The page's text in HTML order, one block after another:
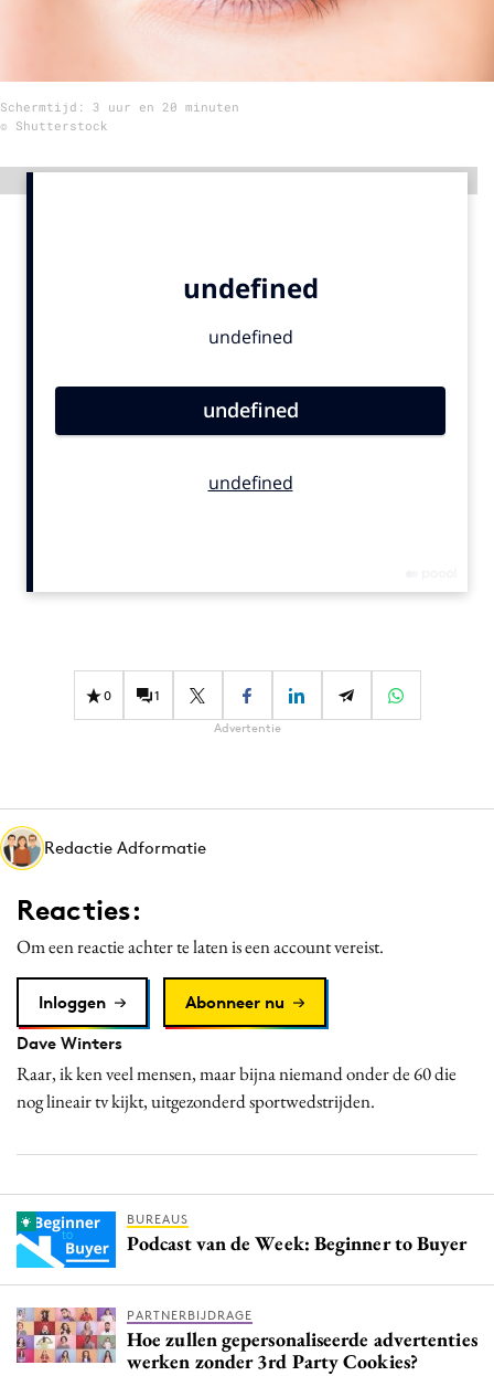
12 nov: MarketingLive!
Adverteren
Campagnes
Data & Insights
Digital transformation
Interne communicatie
Martech
Media
Programmatic
Purpose Marketing
Reputatie & crisis
Schermtijd: 3 uur en 20 minuten
© Shutterstock
0 1
Advertentie
Redactie Adformatie
Reacties:
Om een reactie achter te laten is een account vereist.
Inloggen
Abonneer nu
Dave Winters
Raar, ik ken veel mensen, maar bijna niemand onder de 60 die
nog lineair tv kijkt, uitgezonderd sportwedstrijden.
BUREAUS
Podcast van de Week: Beginner to Buyer
PARTNERBIJDRAGE
Hoe zullen gepersonaliseerde advertenties
werken zonder 3rd Party Cookies?